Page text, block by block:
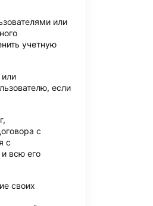
или
учетную
если
с
с
всю его
своих